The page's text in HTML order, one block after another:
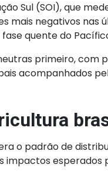
Sul (SOI), que
mais negativos nas
quente do
primeiro, com
acompanhados
o padrão de
impactos esperados